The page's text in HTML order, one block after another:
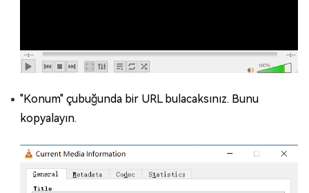
"Konum" çubuğunda bir URL bulacaksınız. Bunu
kopyalayın.